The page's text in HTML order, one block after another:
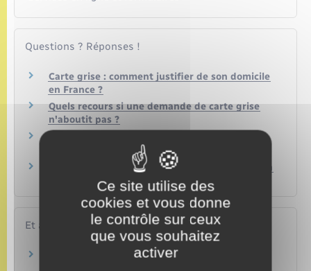
Questions ? Réponses !
Carte grise : comment justifier de son domicile
en France ?
Quels recours si une demande de carte grise
n'aboutit pas ?
Que faire si la carte grise comporte une erreur
Carte grise : avec quels documents prouver son
Et aussi
Carte grise : immatriculer un véhicule
Ce site utilise des
cookies et vous donne
le contrôle sur ceux
que vous souhaitez
activer